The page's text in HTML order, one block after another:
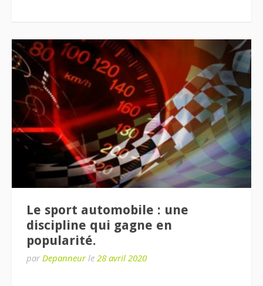
Le sport automobile : une
discipline qui gagne en
popularité.
par Depanneurle 28 avril 2020